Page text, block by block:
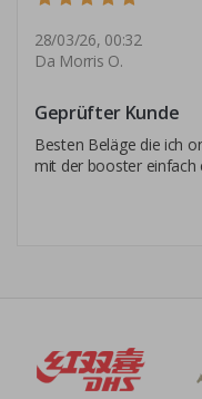
28/03/26, 00:32
Da Morris O.
Geprüfter Kunde
Besten Beläge die ich
mit der booster einfach